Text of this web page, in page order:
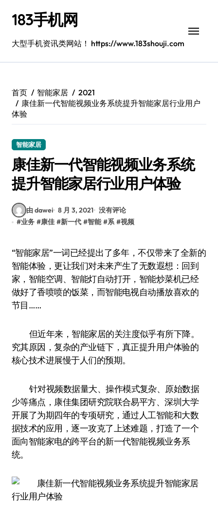
183手机网
大型手机资讯类网站！ https://www.183shouji.com
首页 智能家居
2021
康佳新一代智能视频业务系统提升智能家居行业用户
体验
智能家居
康佳新一代智能视频业务系统
提升智能家居行业用户体验
由 dawei 8 月 3, 2021 没有评论
#业务 #康佳 #新一代 #智能 #系 #视频
“智能家居”一词已经提出了多年，不仅带来了全新的
智能体验，更让我们对未来产生了无数遐想：回到
家，智能空调、智能灯自动打开，智能炒菜机已经
做好了香喷喷的饭菜，而智能电视自动播放喜欢的
节目……
但近年来，智能家居的关注度似乎有所下降。
究其原因，复杂的产业链下，真正提升用户体验的
核心技术进展慢于人们的预期。
针对视频数据量大、操作模式复杂、原始数据
少等痛点，康佳集团研究院联合易平方、深圳大学
开展了为期四年的专项研究，通过人工智能和大数
据技术的应用，逐一攻克了上述难题，打造了一个
面向智能家电的跨平台的新一代智能视频业务系
统。